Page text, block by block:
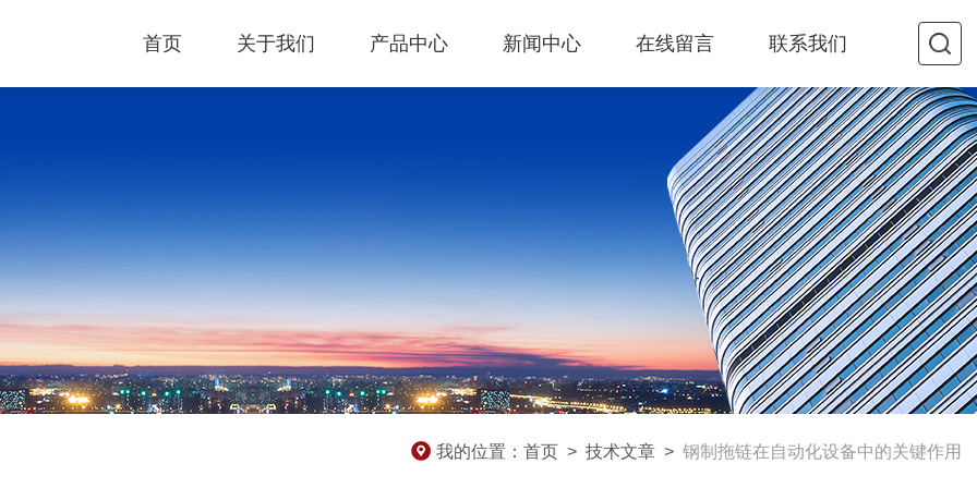
首页 关于我们 产品中心 新闻中心 在线留言 联系我们
我的位置： 首页 > 技术文章 > 钢制拖链在自动化设备中的关键作用